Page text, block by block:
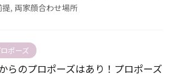
提, 両家顔合わせ場所
ポーズ
らのプロポーズはあり！プロポーズ